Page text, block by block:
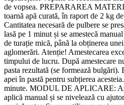
de vopsea. PREPARAREA
toarnă apă curată, în raport de 2 kg
Cantitatea necesară de pulbere se
lasă pe 1 minut și se amestecă
de turație mică, până la obținerea
aglomerări. Atenție! Amestecarea
timpului de lucru. După amestecare
pasta rezultată (se formează bulgări).
apei în pastă pentru subțierea
minute. MODUL DE APLICARE:
aplică manual și se nivelează cu